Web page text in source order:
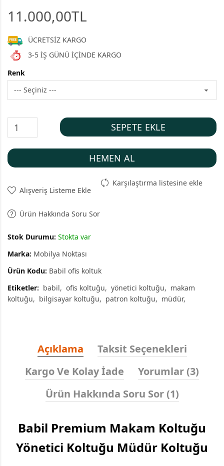
11.000,00TL
ÜCRETSİZ KARGO
3-5 İŞ GÜNÜ İÇİNDE KARGO
Renk
SEPETE EKLE
HEMEN AL
Alışveriş Listeme Ekle
Karşılaştırma listesine ekle
Ürün Hakkında Soru Sor
Stok Durumu: Stokta var
Marka: Mobilya Noktası
Ürün Kodu: Babil ofis koltuk
Etiketler: babil ofis koltuğu yönetici koltuğu
makam
koltuğu
bilgisayar koltuğu patron koltuğu müdür
Açıklama
Taksit Seçenekleri
Kargo Ve Kolay İade
Yorumlar (3)
Ürün Hakkında Soru Sor (1)
Babil Premium Makam Koltuğu
Yönetici Koltuğu Müdür Koltuğu